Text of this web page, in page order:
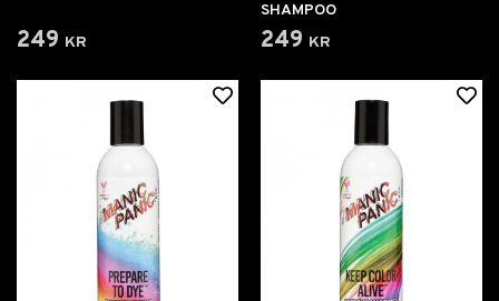
249 kr
SHAMPOO
249 kr